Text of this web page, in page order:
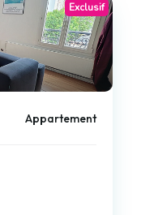
Exclusif
Appartement